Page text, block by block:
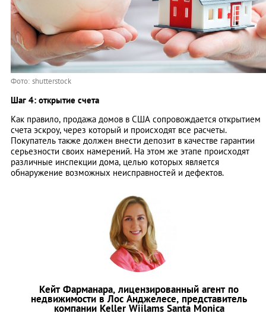
Фото: shutterstock
Шаг 4: открытие счета
Как правило, продажа домов в США сопровождается открытием
счета эскроу, через который и происходят все расчеты.
Покупатель также должен внести депозит в качестве гарантии
серьезности своих намерений. На этом же этапе происходят
различные инспекции дома, целью которых является
обнаружение возможных неисправностей и дефектов.
Кейт Фарманара, лицензированный агент по
недвижимости в Лос Анджелесе, представитель
компании Keller Wiilams Santa Monica